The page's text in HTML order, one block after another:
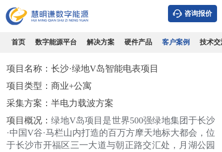
咨询报价
首页 数字能源平台 解决方案 硬件产品 客户案例 技术交
长沙·绿地V岛智能电表项目
时间：2026-08-10 浏览：10634 作者：admin
项目名称：长沙·绿地V岛智能电表项目
项目类型：商业+公寓
采集方案：半电力载波方案
项目概况：绿地V岛项目是世界500强绿地集团于长沙
·中国V谷·马栏山内打造的百万方摩天地标大都会，位
于长沙市开福区三一大道与朝正路交汇处，月湖公园